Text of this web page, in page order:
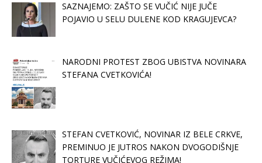
SAZNAJEMO: ZAŠTO SE VUČIĆ NIJE JUČE
POJAVIO U SELU DULENE KOD KRAGUJEVCA?
NARODNI PROTEST ZBOG UBISTVA NOVINARA
STEFANA CVETKOVIĆA!
STEFAN CVETKOVIĆ, NOVINAR IZ BELE CRKVE,
PREMINUO JE JUTROS NAKON DVOGODIŠNJE
TORTURE VUČIĆEVOG REŽIMA!